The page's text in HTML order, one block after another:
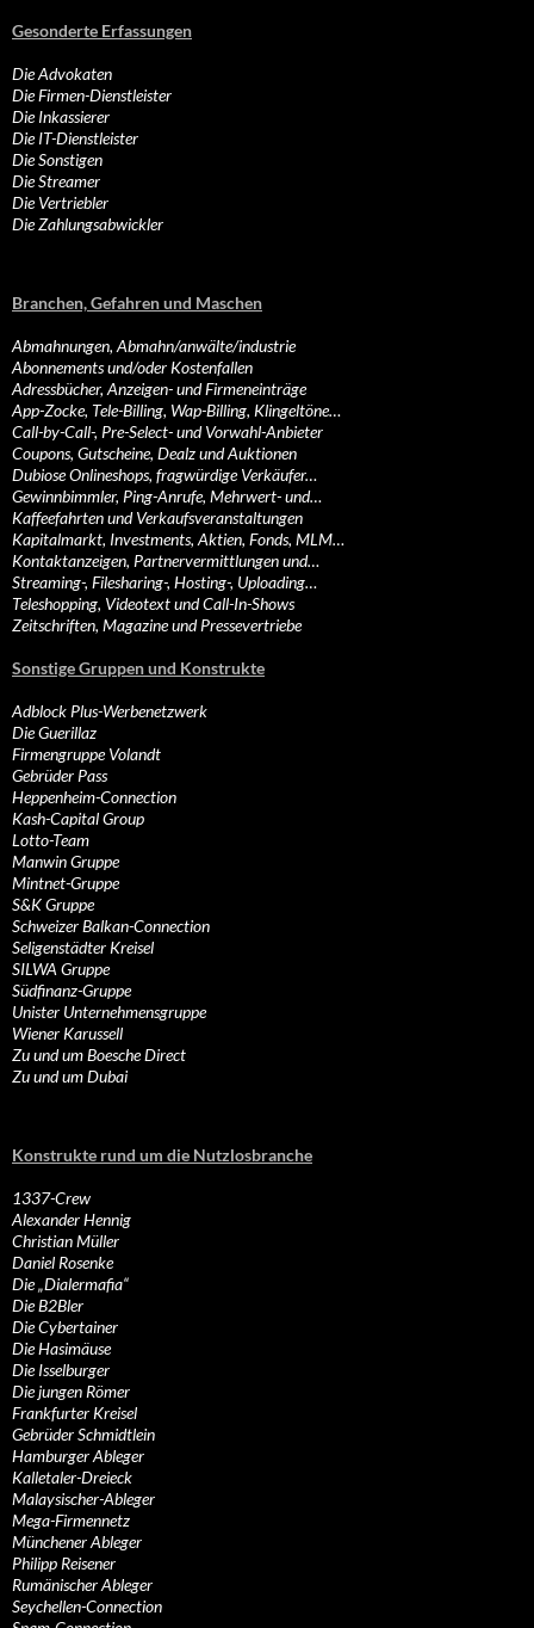
Gesonderte Erfassungen
Die Advokaten
Die Firmen-Dienstleister
Die Inkassierer
Die IT-Dienstleister
Die Sonstigen
Die Streamer
Die Vertriebler
Die Zahlungsabwickler
Branchen, Gefahren und Maschen
Abmahnungen, Abmahn/anwälte/industrie
Abonnements und/oder Kostenfallen
Adressbücher, Anzeigen- und Firmeneinträge
App-Zocke, Tele-Billing, Wap-Billing, Klingeltöne…
Call-by-Call-, Pre-Select- und Vorwahl-Anbieter
Coupons, Gutscheine, Dealz und Auktionen
Dubiose Onlineshops, fragwürdige Verkäufer…
Gewinnbimmler, Ping-Anrufe, Mehrwert- und…
Kaffeefahrten und Verkaufsveranstaltungen
Kapitalmarkt, Investments, Aktien, Fonds, MLM…
Kontaktanzeigen, Partnervermittlungen und…
Streaming-, Filesharing-, Hosting-, Uploading…
Teleshopping, Videotext und Call-In-Shows
Zeitschriften, Magazine und Pressevertriebe
Sonstige Gruppen und Konstrukte
Adblock Plus-Werbenetzwerk
Die Guerillaz
Firmengruppe Volandt
Gebrüder Pass
Heppenheim-Connection
Kash-Capital Group
Lotto-Team
Manwin Gruppe
Mintnet-Gruppe
S&K Gruppe
Schweizer Balkan-Connection
Seligenstädter Kreisel
SILWA Gruppe
Südfinanz-Gruppe
Unister Unternehmensgruppe
Wiener Karussell
Zu und um Boesche Direct
Zu und um Dubai
Konstrukte rund um die Nutzlosbranche
1337-Crew
Alexander Hennig
Christian Müller
Daniel Rosenke
Die „Dialermafia“
Die B2Bler
Die Cybertainer
Die Hasimäuse
Die Isselburger
Die jungen Römer
Frankfurter Kreisel
Gebrüder Schmidtlein
Hamburger Ableger
Kalletaler-Dreieck
Malaysischer-Ableger
Mega-Firmennetz
Münchener Ableger
Philipp Reisener
Rumänischer Ableger
Seychellen-Connection